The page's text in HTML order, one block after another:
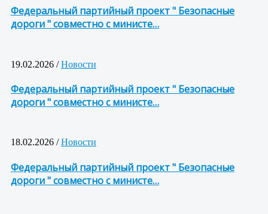
Федеральный партийный проект " Безопасные
дороги " совместно с министе…
19.02.2026 /Новости
Федеральный партийный проект " Безопасные
дороги " совместно с министе…
18.02.2026 /Новости
Федеральный партийный проект " Безопасные
дороги " совместно с министе…